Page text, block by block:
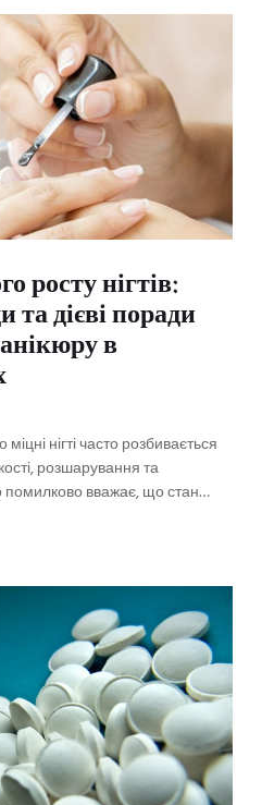
росту нігтів:
та дієві поради
в
нігті часто розбивається
розшарування та
помилково вважає, що стан…